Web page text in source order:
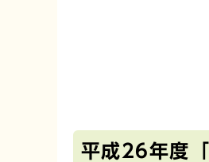
平成26年度